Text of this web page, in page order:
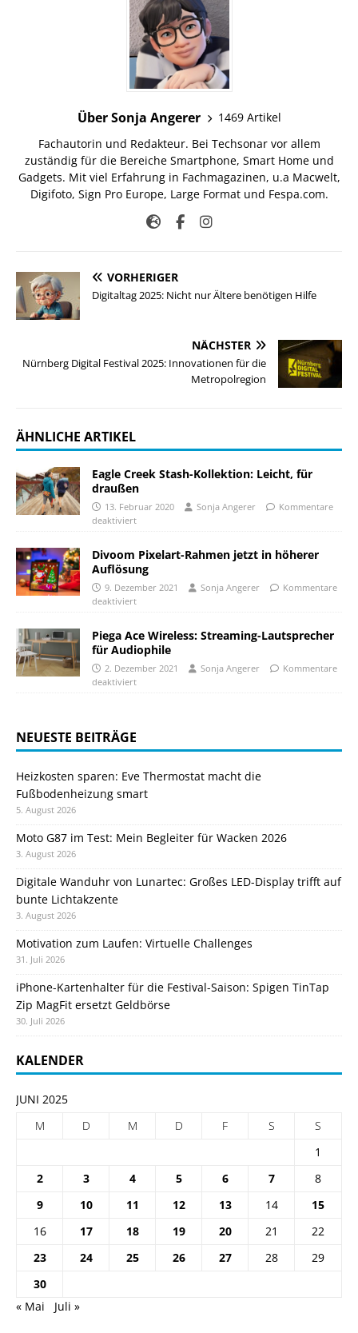
Über Sonja Angerer
1469 Artikel
Fachautorin und Redakteur. Bei Techsonar vor allem
zuständig für die Bereiche Smartphone, Smart Home und
Gadgets. Mit viel Erfahrung in Fachmagazinen, u.a Macwelt,
Digifoto, Sign Pro Europe, Large Format und Fespa.com.
VORHERIGER
Digitaltag 2025: Nicht nur Ältere benötigen Hilfe
NÄCHSTER
Nürnberg Digital Festival 2025: Innovationen für die
Metropolregion
ÄHNLICHE ARTIKEL
Eagle Creek Stash-Kollektion: Leicht, für
draußen
13. Februar 2020 Sonja Angerer
Kommentare
deaktiviert
Divoom Pixelart-Rahmen jetzt in höherer
Auflösung
9. Dezember 2021 Sonja Angerer
Kommentare
deaktiviert
Piega Ace Wireless: Streaming-Lautsprecher
für Audiophile
2. Dezember 2021 Sonja Angerer
Kommentare
deaktiviert
NEUESTE BEITRÄGE
Heizkosten sparen: Eve Thermostat macht die
Fußbodenheizung smart
5. August 2026
Moto G87 im Test: Mein Begleiter für Wacken 2026
3. August 2026
Digitale Wanduhr von Lunartec: Großes LED-Display trifft auf
bunte Lichtakzente
3. August 2026
Motivation zum Laufen: Virtuelle Challenges
31. Juli 2026
iPhone-Kartenhalter für die Festival-Saison: Spigen TinTap
Zip MagFit ersetzt Geldbörse
30. Juli 2026
KALENDER
JUNI 2025
M
D M D F S
S
1
2
3 4 5 6 7
8
9
10 11 12 13 14
15
16
17 18 19 20 21
22
23
24 25 26 27 28
29
30
« Mai
Juli »